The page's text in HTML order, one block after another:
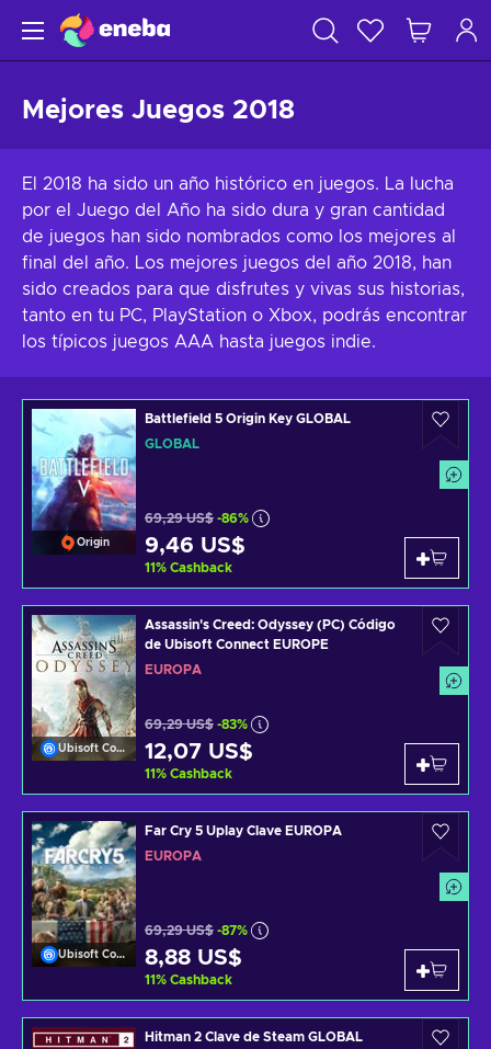
Mejores Juegos 2018
El 2018 ha sido un año histórico en juegos. La lucha
por el Juego del Año ha sido dura y gran cantidad
de juegos han sido nombrados como los mejores al
final del año. Los mejores juegos del año 2018, han
sido creados para que disfrutes y vivas sus historias,
tanto en tu PC, PlayStation o Xbox, podrás encontrar
los típicos juegos AAA hasta juegos indie.
Origin
Battlefield 5 Origin Key GLOBAL
GLOBAL
69,29 US$ -86%
9,46 US$
11% Cashback
Ubisoft Connect
Assassin's Creed: Odyssey (PC) Código
de Ubisoft Connect EUROPE
EUROPA
69,29 US$ -83%
12,07 US$
11% Cashback
Ubisoft Connect
Far Cry 5 Uplay Clave EUROPA
EUROPA
69,29 US$ -87%
8,88 US$
11% Cashback
Hitman 2 Clave de Steam GLOBAL